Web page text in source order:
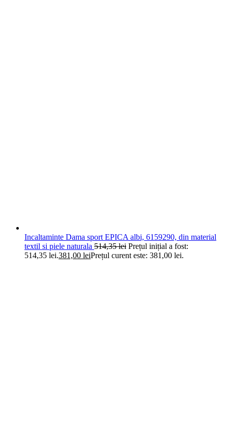
Incaltaminte Dama sport EPICA albi, 6159290, din material
textil si piele naturala 514,35lei Prețul inițial a fost:
514,35 lei.381,00 leiPrețul curent este: 381,00 lei.